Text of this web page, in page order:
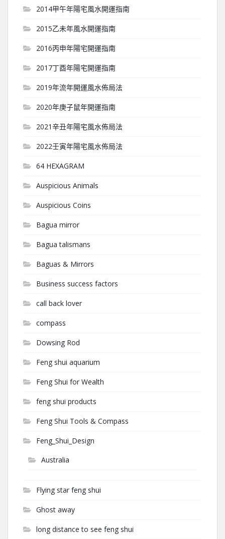
2014甲午年陽宅風水開運指南
2015乙未年風水開運指南
2016丙申年陽宅開運指南
2017丁酉年陽宅開運指南
2019年流年開運風水佈局法
2020年庚子鼠年開運指南
2021辛丑年陽宅風水佈局法
2022壬寅年陽宅風水佈局法
64 HEXAGRAM
Auspicious Animals
Auspicious Coins
Bagua mirror
Bagua talismans
Baguas & Mirrors
Business success factors
call back lover
compass
Dowsing Rod
Feng shui aquarium
Feng Shui for Wealth
feng shui products
Feng Shui Tools & Compass
Feng_Shui_Design
Australia
Flying star feng shui
Ghost away
long distance to see feng shui